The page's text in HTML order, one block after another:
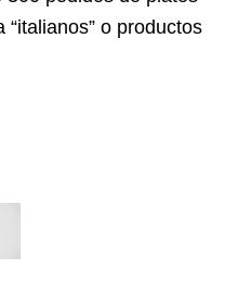
o productos